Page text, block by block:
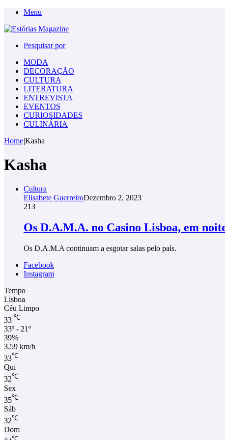
Menu
Pesquisar por
MODA
DECORAÇÃO
CULTURA
LITERATURA
ENTREVISTA
EVENTOS
CURIOSIDADES
CULINÁRIA
Home|Kasha
Kasha
Cultura
Elisabete GuerreiroDezembro 2, 2023
213
Os D.A.M.A. no Casino Lisboa, em
Os D.A.M.A continuam a esgotar salas pelo país.
Facebook
Instagram
Tempo
Lisboa
Céu Limpo
33 ℃
33º - 21º
39%
3.59 km/h
33℃
Qui
32℃
Sex
35℃
Sáb
32℃
Dom